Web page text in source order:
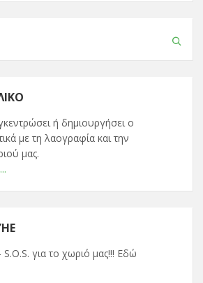
ή δημιουργήσει ο
με τη λαογραφία και την
μας.
για το χωριό μας!!! Εδώ